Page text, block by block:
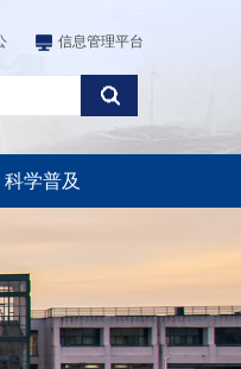
信息管理平台
科学普及